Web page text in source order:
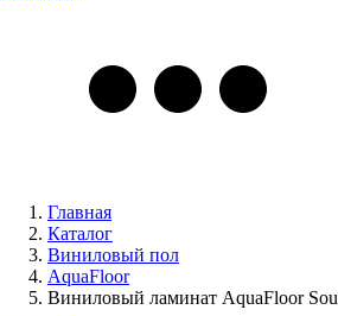
Главная
Каталог
Виниловый пол
AquaFloor
Виниловый ламинат AquaFloor